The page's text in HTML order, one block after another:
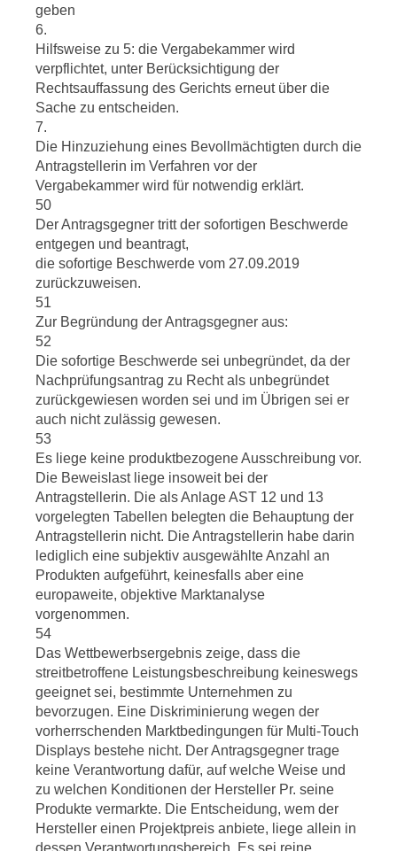
geben
6.
Hilfsweise zu 5: die Vergabekammer wird
verpflichtet, unter Berücksichtigung der
Rechtsauffassung des Gerichts erneut über die
Sache zu entscheiden.
7.
Die Hinzuziehung eines Bevollmächtigten durch die
Antragstellerin im Verfahren vor der
Vergabekammer wird für notwendig erklärt.
50
Der Antragsgegner tritt der sofortigen Beschwerde
entgegen und beantragt,
die sofortige Beschwerde vom 27.09.2019
zurückzuweisen.
51
Zur Begründung der Antragsgegner aus:
52
Die sofortige Beschwerde sei unbegründet, da der
Nachprüfungsantrag zu Recht als unbegründet
zurückgewiesen worden sei und im Übrigen sei er
auch nicht zulässig gewesen.
53
Es liege keine produktbezogene Ausschreibung vor.
Die Beweislast liege insoweit bei der
Antragstellerin. Die als Anlage AST 12 und 13
vorgelegten Tabellen belegten die Behauptung der
Antragstellerin nicht. Die Antragstellerin habe darin
lediglich eine subjektiv ausgewählte Anzahl an
Produkten aufgeführt, keinesfalls aber eine
europaweite, objektive Marktanalyse
vorgenommen.
54
Das Wettbewerbsergebnis zeige, dass die
streitbetroffene Leistungsbeschreibung keineswegs
geeignet sei, bestimmte Unternehmen zu
bevorzugen. Eine Diskriminierung wegen der
vorherrschenden Marktbedingungen für Multi-Touch
Displays bestehe nicht. Der Antragsgegner trage
keine Verantwortung dafür, auf welche Weise und
zu welchen Konditionen der Hersteller Pr. seine
Produkte vermarkte. Die Entscheidung, wem der
Hersteller einen Projektpreis anbiete, liege allein in